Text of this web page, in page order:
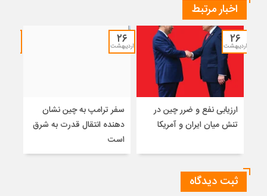
اخبار مرتبط
۲۶
اردیبهشت
ارزیابی نفع و ضرر چین در
تنش میان ایران و آمریکا
۲۶
اردیبهشت
سفر ترامپ به چین نشان
دهنده انتقال قدرت به شرق
است
ثبت دیدگاه